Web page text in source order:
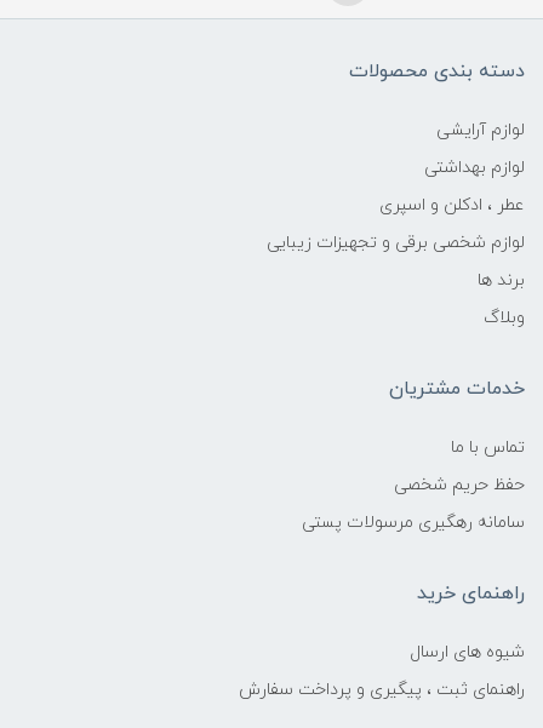
دسته بندی محصولات
لوازم آرایشی
لوازم بهداشتی
عطر ، ادکلن و اسپری
لوازم شخصی برقی و تجهیزات زیبایی
برند ها
وبلاگ
خدمات مشتریان
تماس با ما
حفظ حریم شخصی
سامانه رهگیری مرسولات پستی
راهنمای خرید
شیوه های ارسال
راهنمای ثبت ، پیگیری و پرداخت سفارش